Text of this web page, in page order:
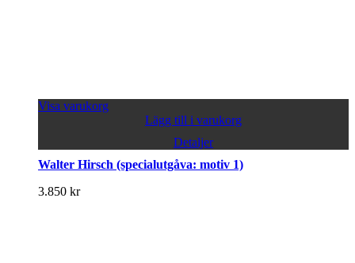
Visa varukorg
Lägg till i varukorg
Detaljer
Walter Hirsch (specialutgåva: motiv 1)
3.850 kr